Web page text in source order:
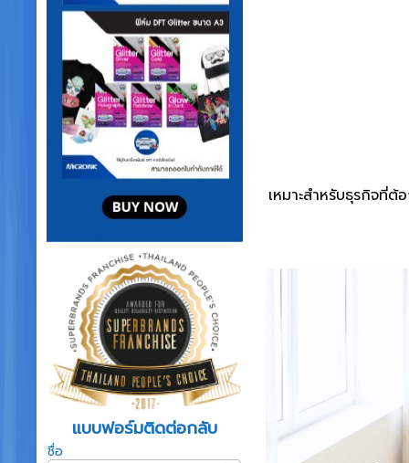
แบบฟอร์มติดต่อกลับ
ชื่อ
เหมาะสำหรับธุรกิจที่